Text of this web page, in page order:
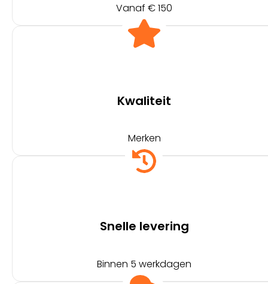
Vanaf € 150
Kwaliteit
Merken
Snelle levering
Binnen 5 werkdagen